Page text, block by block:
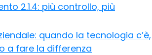
2.1.4: più controllo, più
quando la tecnologia c’è,
a fare la differenza